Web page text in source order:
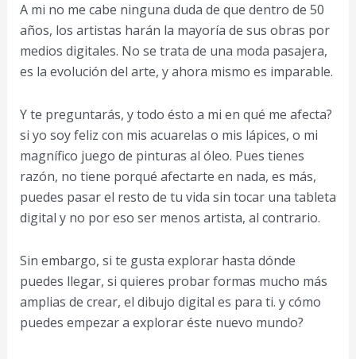
A mi no me cabe ninguna duda de que dentro de 50
años, los artistas harán la mayoría de sus obras por
medios digitales. No se trata de una moda pasajera,
es la evolución del arte, y ahora mismo es imparable.
Y te preguntarás, y todo ésto a mi en qué me afecta?
si yo soy feliz con mis acuarelas o mis lápices, o mi
magnífico juego de pinturas al óleo. Pues tienes
razón, no tiene porqué afectarte en nada, es más,
puedes pasar el resto de tu vida sin tocar una tableta
digital y no por eso ser menos artista, al contrario.
Sin embargo, si te gusta explorar hasta dónde
puedes llegar, si quieres probar formas mucho más
amplias de crear, el dibujo digital es para ti. y cómo
puedes empezar a explorar éste nuevo mundo?